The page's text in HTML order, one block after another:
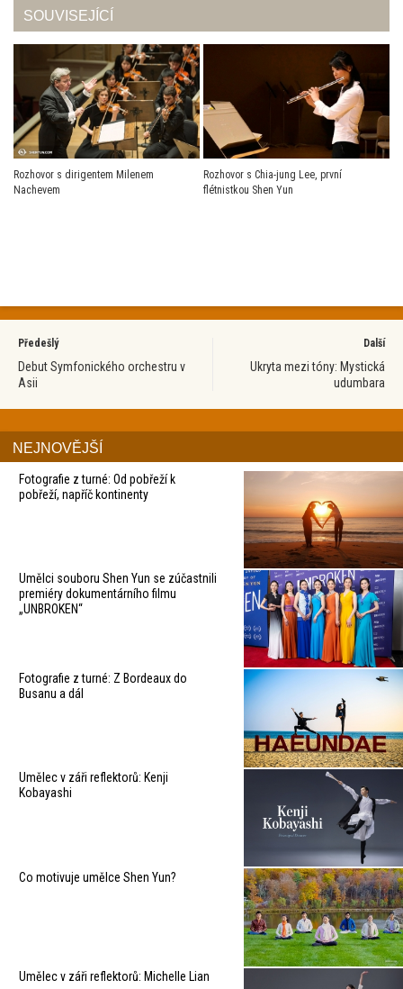
SOUVISEJÍCÍ
Rozhovor s dirigentem Milenem
Nachevem
Rozhovor s Chia-jung Lee, první
flétnistkou Shen Yun
Předešlý
Debut Symfonického orchestru v
Asii
Další
Ukryta mezi tóny: Mystická
udumbara
NEJNOVĚJŠÍ
Fotografie z turné: Od pobřeží k
pobřeží, napříč kontinenty
Umělci souboru Shen Yun se zúčastnili
premiéry dokumentárního filmu
„UNBROKEN“
Fotografie z turné: Z Bordeaux do
Busanu a dál
Umělec v záři reflektorů: Kenji
Kobayashi
Co motivuje umělce Shen Yun?
Umělec v záři reflektorů: Michelle Lian